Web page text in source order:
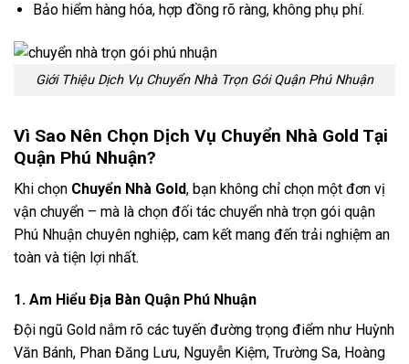
Bảo hiểm hàng hóa, hợp đồng rõ ràng, không phụ phí.
Giới Thiệu Dịch Vụ Chuyển Nhà Trọn Gói Quận Phú Nhuận
Vì Sao Nên Chọn Dịch Vụ Chuyển Nhà Gold Tại
Quận Phú Nhuận?
Khi chọn Chuyển Nhà Gold, bạn không chỉ chọn một đơn vị
vận chuyển – mà là chọn đối tác chuyển nhà trọn gói quận
Phú Nhuận chuyên nghiệp, cam kết mang đến trải nghiệm an
toàn và tiện lợi nhất.
1. Am Hiểu Địa Bàn Quận Phú Nhuận
Đội ngũ Gold nắm rõ các tuyến đường trọng điểm như Huỳnh
Văn Bánh, Phan Đăng Lưu, Nguyễn Kiệm, Trường Sa, Hoàng